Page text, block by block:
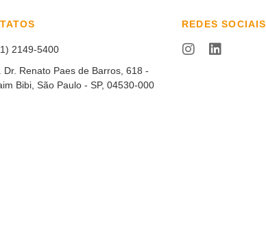
2149-5400
Dr. Renato Paes de Barros, 618 -
Bibi, São Paulo - SP, 04530-000
REDES SOCIAIS